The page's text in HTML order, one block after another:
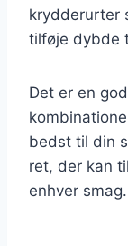
krydderurter
tilføje dybde
Det er en
bedst til din
ret, der kan
enhver smag.